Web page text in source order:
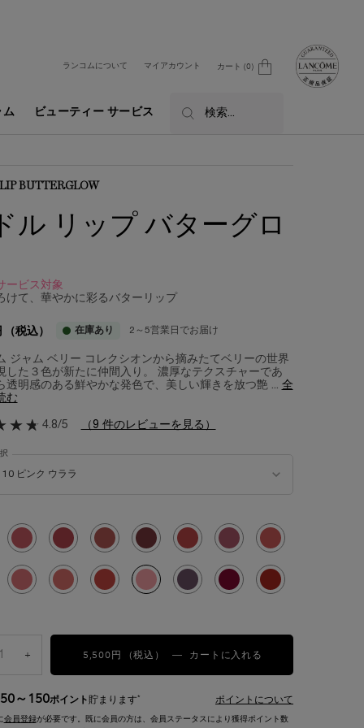
ランコムについて マイアカウント カート 0
0 カート内の製品
ム ビューティー サービス 検索...
BUTTERGLOW
ル リップ バターグロ
ービス対象
けて、華やかに彩るバターリップ
（税込） 在庫あり 2～5営業日でお届け
ジャム ベリー コレクシオンから摘みたてベリーの世界
した３色が新たに仲間入り。 濃厚なテクスチャーであ
透明感のある鮮やかな発色で、美しい輝きを放つ艶 ... 全
む
4.8/5 （9 件のレビューを見る）
10 ピンク ウララ
コーラル グロウ, 1/16
選択済み
36 ヌード ナウ, 2/16
選択済み
50 シェイクス ロージー ヌード, 3/16
選択済み
53 ザ ティー イズ ホット, 4/16
選択済み
60 ミリオンダラー ベリー, 5/16
選択済み
45 ザッツ マイ ジャム, 6/16
選択済み
47 モーヴティベーション, 7/16
選択済み
33 イドル ヌード, 8/16
ドスローイング ベージュ, 9/16
選択済み
28 ピンク スクワッド, 10/16
選択済み
31 ポッピング ポッピー, 11/16
選択済み
42 ヒ―テッド グロウ, 12/16
選択済み
10 ピンク ウララ, 13/16
選択済み
90 ベリー ビズ, 14/16
選択済み
52 ベリー グロウ, 15/16
選択済み
59 チーキィ チェリー,
+ 5,500円 （税込） ― カートに入れる
50～150ポイント貯まります* ポイントについて
会員登録が必要です。既に会員の方は、会員ステータスにより獲得ポイント数